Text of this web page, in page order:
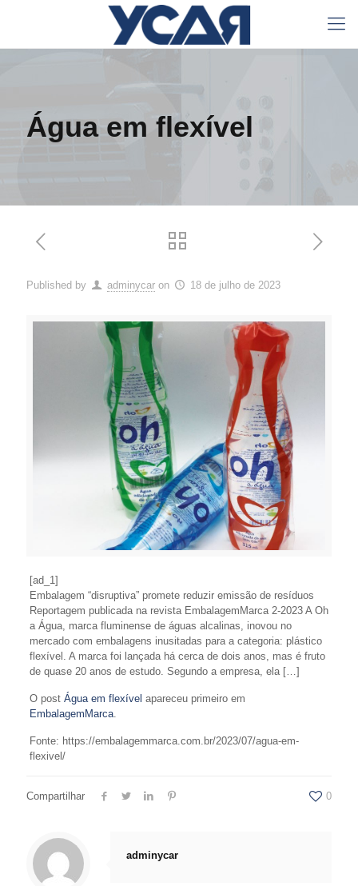
Água em flexível
Published by adminycar on 18 de julho de 2023
[ad_1]
Embalagem “disruptiva” promete reduzir emissão de resíduos
Reportagem publicada na revista EmbalagemMarca 2-2023 A Oh
a Água, marca fluminense de águas alcalinas, inovou no
mercado com embalagens inusitadas para a categoria: plástico
flexível. A marca foi lançada há cerca de dois anos, mas é fruto
de quase 20 anos de estudo. Segundo a empresa, ela […]
O post Água em flexível apareceu primeiro em
EmbalagemMarca.
Fonte: https://embalagemmarca.com.br/2023/07/agua-em-
flexivel/
Compartilhar 0
adminycar